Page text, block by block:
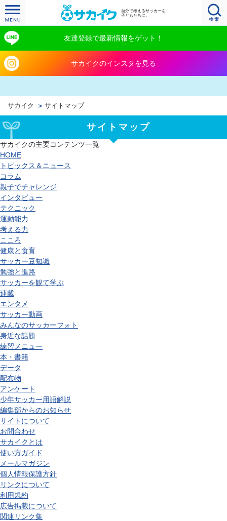
自分で考えるサッカーを
子どもたちに。
友達登録で最新情報をゲット！
サカイクのインスタを見る
サカイク サイトマップ
サイトマップ
サカイクの主要コンテンツ一覧
HOME
トピックス＆ニュース
コラム
親子でチャレンジ
インタビュー
テクニック
運動能力
考える力
こころ
健康と食育
サッカー豆知識
勉強と進路
サッカーを観て学ぶ
連載
エンタメ
サッカー動画
みんなのサッカーフォト
身近な話題
練習メニュー
本・書籍
データ
配布物
アンケート
少年サッカー用語解説
編集部からのお知らせ
サイトについて
お問合わせ
サカイクとは
使い方ガイド
メールマガジン
個人情報保護方針
リンクについて
利用規約
広告掲載について
関連リンク集